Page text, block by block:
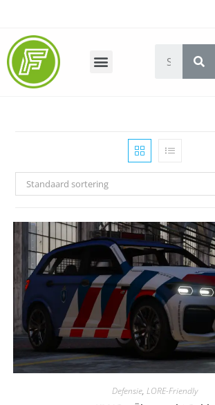
Standaard sortering
Defensie, LORE-Friendly